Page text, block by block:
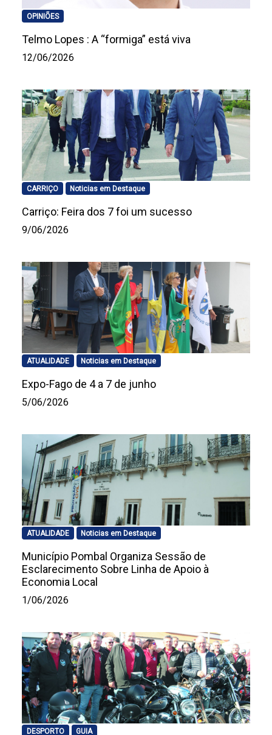
OPINIÕES
Telmo Lopes : A “formiga” está viva
12/06/2026
CARRIÇO Noticias em Destaque
Carriço: Feira dos 7 foi um sucesso
9/06/2026
ATUALIDADE Noticias em Destaque
Expo-Fago de 4 a 7 de junho
5/06/2026
ATUALIDADE Noticias em Destaque
Município Pombal Organiza Sessão de
Esclarecimento Sobre Linha de Apoio à
Economia Local
1/06/2026
DESPORTO GUIA